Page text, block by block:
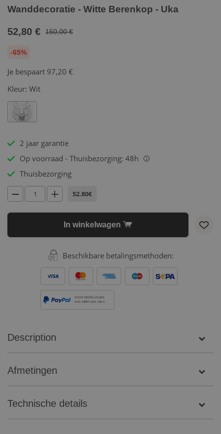
Wanddecoratie - Witte Berenkop - Uka
52,80 € 150,00 €
-65%
Je bespaart 97,20 €
Kleur: Wit
2 jaar garantie
Op voorraad - Thuisbezorging: 48h
i
Thuisbezorging
52.80€
In winkelwagen
Beschikbare betalingsmethoden:
VOOR BESTELLINGEN
VAN MEER DAN 500 €
Description
Afmetingen
Technische details